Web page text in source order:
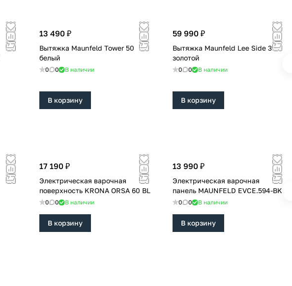
13 490 ₽
Вытяжка Maunfeld Tower 50
белый
0 0 В наличии
В корзину
59 990 ₽
Вытяжка Maunfeld Lee Side 397
золотой
0 0 В наличии
В корзину
17 190 ₽
Электрическая варочная
поверхность KRONA ORSA 60 BL
0 0 В наличии
В корзину
13 990 ₽
Электрическая варочная
панель MAUNFELD EVCE.594-BK
0 0 В наличии
В корзину